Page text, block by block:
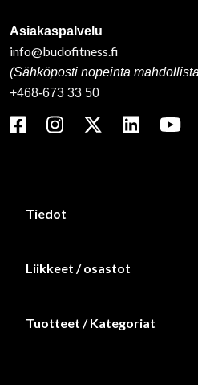
Asiakaspalvelu
info@budofitness.fi
(Sähköposti nopeinta
+468-673 33 50
Tiedot
Liikkeet / osastot
Tuotteet / Kategoriat